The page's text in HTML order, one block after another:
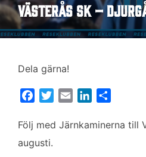
Västerås SK –
Dela gärna!
c
e
i
a
n
l
Följ med Järnkaminerna till
augusti.